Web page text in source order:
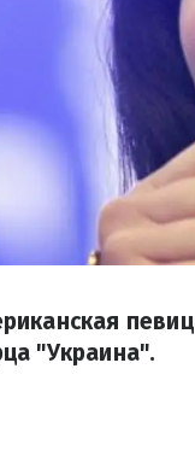
"Украина".